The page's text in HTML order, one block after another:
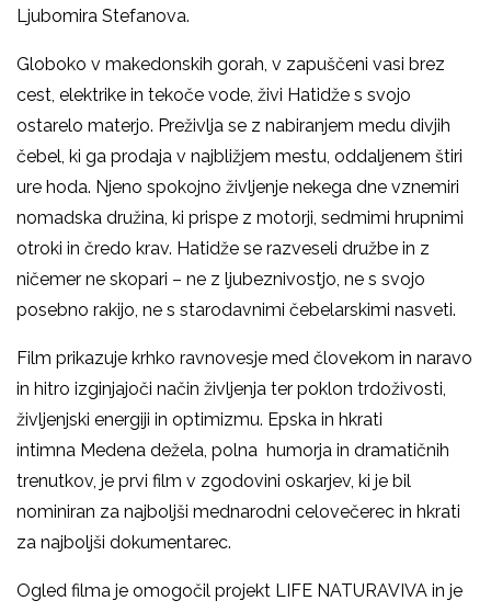
Ljubomira Stefanova.
Globoko v makedonskih gorah, v zapuščeni vasi brez
cest, elektrike in tekoče vode, živi Hatidže s svojo
ostarelo materjo. Preživlja se z nabiranjem medu divjih
čebel, ki ga prodaja v najbližjem mestu, oddaljenem štiri
ure hoda. Njeno spokojno življenje nekega dne vznemiri
nomadska družina, ki prispe z motorji, sedmimi hrupnimi
otroki in čredo krav. Hatidže se razveseli družbe in z
ničemer ne skopari – ne z ljubeznivostjo, ne s svojo
posebno rakijo, ne s starodavnimi čebelarskimi nasveti.
Film prikazuje krhko ravnovesje med človekom in naravo
in hitro izginjajoči način življenja ter poklon trdoživosti,
življenjski energiji in optimizmu. Epska in hkrati
intimna Medena dežela, polna humorja in dramatičnih
trenutkov, je prvi film v zgodovini oskarjev, ki je bil
nominiran za najboljši mednarodni celovečerec in hkrati
za najboljši dokumentarec.
Ogled filma je omogočil projekt LIFE NATURAVIVA in je